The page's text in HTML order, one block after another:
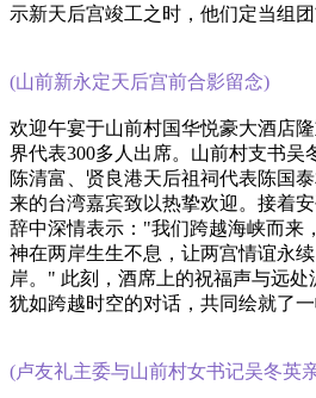
示新天后宫竣工之时，他们定当组团
(山前新永定天后宫前合影留念)
欢迎午宴于山前村国华悦豪大酒店
界代表300多人出席。山前村支书吴
陈清富、贤良港天后祖祠代表陈国
来的台湾嘉宾致以热挚欢迎。接着
辞中深情表示："我们跨越海峡而来
神在两岸生生不息，让两宫情谊永
岸。" 此刻，酒席上的祝福声与远处
犹如跨越时空的对话，共同绘就了
(卢友礼主委与山前村女书记吴冬英